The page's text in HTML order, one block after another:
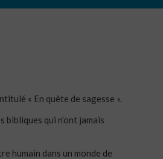
« En quête de sagesse ».
bibliques qui n’ont jamais
humain dans un monde de